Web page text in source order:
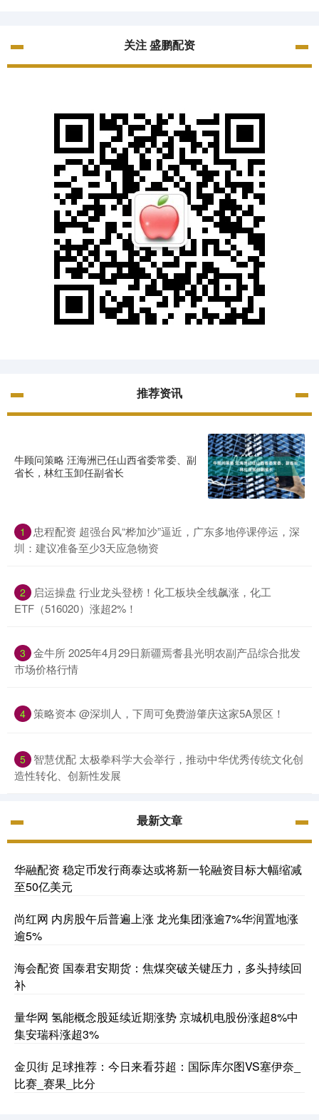
关注 盛鹏配资
推荐资讯
牛顾问策略 汪海洲已任山西省委常委、副
省长，林红玉卸任副省长
1
忠程配资 超强台风“桦加沙”逼近，广东多地停课停运，深
圳：建议准备至少3天应急物资
2
启运操盘 行业龙头登榜！化工板块全线飙涨，化工
ETF（516020）涨超2%！
3 金牛所 2025年4月29日新疆焉耆县光明农副产品综合批发
市场价格行情
4 策略资本 @深圳人，下周可免费游肇庆这家5A景区！
5 智慧优配 太极拳科学大会举行，推动中华优秀传统文化创
造性转化、创新性发展
最新文章
华融配资 稳定币发行商泰达或将新一轮融资目标大幅缩减
至50亿美元
尚红网 内房股午后普遍上涨 龙光集团涨逾7%华润置地涨
逾5%
海会配资 国泰君安期货：焦煤突破关键压力，多头持续回
补
量华网 氢能概念股延续近期涨势 京城机电股份涨超8%中
集安瑞科涨超3%
金贝街 足球推荐：今日来看芬超：国际库尔图VS塞伊奈_
比赛_赛果_比分